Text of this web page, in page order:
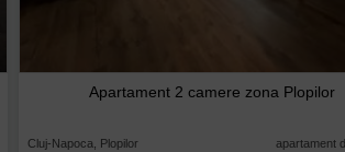
Apartament 2 camere zona Plopilor
Cluj-Napoca, Plopilor apartament